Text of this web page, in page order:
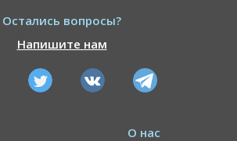
Остались вопросы?
Напишите нам
О нас